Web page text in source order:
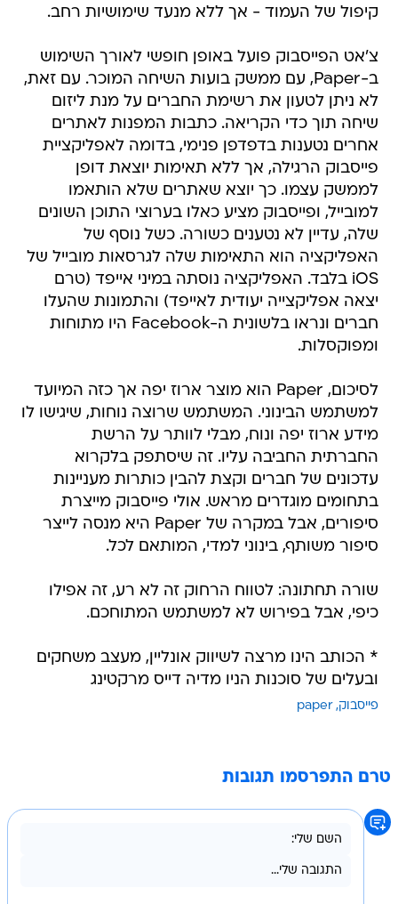
קיפול של העמוד - אך ללא מנעד שימושיות רחב.
צ'אט הפייסבוק פועל באופן חופשי לאורך השימוש
ב-Paper, עם ממשק בועות השיחה המוכר. עם זאת,
לא ניתן לטעון את רשימת החברים על מנת ליזום
שיחה תוך כדי הקריאה. כתבות המפנות לאתרים
אחרים נטענות בדפדפן פנימי, בדומה לאפליקציית
פייסבוק הרגילה, אך ללא תאימות יוצאת דופן
לממשק עצמו. כך יוצא שאתרים שלא הותאמו
למובייל, ופייסבוק מציע כאלו בערוצי התוכן השונים
שלה, עדיין לא נטענים כשורה. כשל נוסף של
האפליקציה הוא התאימות שלה לגרסאות מובייל של
iOS בלבד. האפליקציה נוסתה במיני אייפד (טרם
יצאה אפליקצייה יעודית לאייפד) והתמונות שהעלו
חברים ונראו בלשונית ה-Facebook היו מתוחות
ומפוקסלות.
לסיכום, Paper הוא מוצר ארוז יפה אך כזה המיועד
למשתמש הבינוני. המשתמש שרוצה נוחות, שיגישו לו
מידע ארוז יפה ונוח, מבלי לוותר על הרשת
החברתית החביבה עליו. זה שיסתפק בלקרוא
עדכונים של חברים וקצת להבין כותרות מעניינות
בתחומים מוגדרים מראש. אולי פייסבוק מייצרת
סיפורים, אבל במקרה של Paper היא מנסה לייצר
סיפור משותף, בינוני למדי, המותאם לכל.
שורה תחתונה: לטווח הרחוק זה לא רע, זה אפילו
כיפי, אבל בפירוש לא למשתמש המתוחכם.
* הכותב הינו מרצה לשיווק אונליין, מעצב משחקים
ובעלים של סוכנות הניו מדיה דייס מרקטינג
פייסבוק paper
טרם התפרסמו תגובות